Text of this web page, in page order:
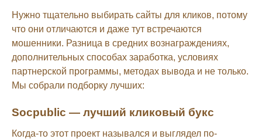
Нужно тщательно выбирать сайты для кликов, потому
что они отличаются и даже тут встречаются
мошенники. Разница в средних вознаграждениях,
дополнительных способах заработка, условиях
партнерской программы, методах вывода и не только.
Мы собрали подборку лучших:
Socpublic — лучший кликовый букс
Когда-то этот проект назывался и выглядел по-